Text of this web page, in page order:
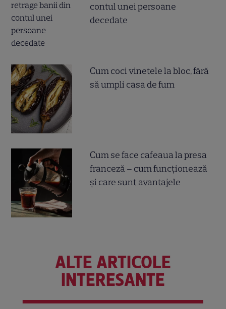
contul unei persoane
decedate
Cum coci vinetele la bloc, fără
să umpli casa de fum
Cum se face cafeaua la presa
franceză – cum funcționează
și care sunt avantajele
ALTE ARTICOLE
INTERESANTE